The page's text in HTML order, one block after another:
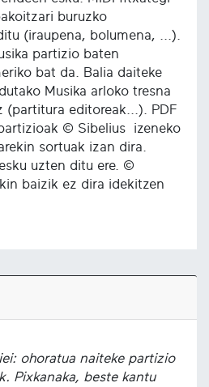
buruzko
(iraupena, bolumena, ...).
partizio baten
bat da. Balia daiteke
Musika arloko tresna
(partitura editoreak...). PDF
© Sibelius izeneko
sortuak izan dira.
uzten ditu ere. ©
baizik ez dira idekitzen
ohoratua naiteke partizio
Pixkanaka, beste kantu